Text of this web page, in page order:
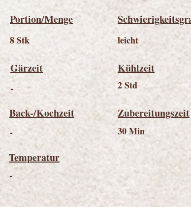
Portion/Menge
8 Stk
Gärzeit
-
Back-/Kochzeit
-
leicht
Kühlzeit
2 Std
Zubereitungszeit
30 Min
Temperatur
-